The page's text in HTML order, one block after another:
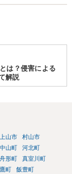
は？侵害による
解説
上山市
村山市
中山町
河北町
舟形町
真室川町
町
飯豊町